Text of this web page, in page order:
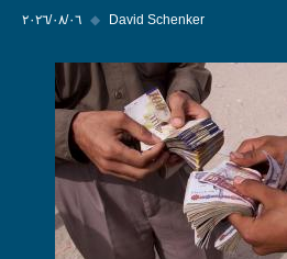
٠٦‏/٠٨‏/٢٠٢٦ ◆ David Schenker